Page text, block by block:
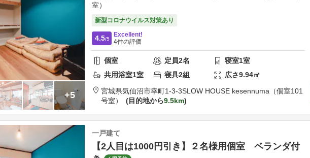
+5
室）
新型コロナウイルス対策あり
4.5/5
Excellent!
4件の評価
個室 定員2名 寝室1室
共用浴室1室 寝具2組 広さ9.94㎡
宮城県気仙沼市幸町1-3-3SLOW HOUSE kesennuma（個室101
号室）
目的地から9.5km
一戸建て
【2人目は1000円引き】２名様用個室 ベランダ付